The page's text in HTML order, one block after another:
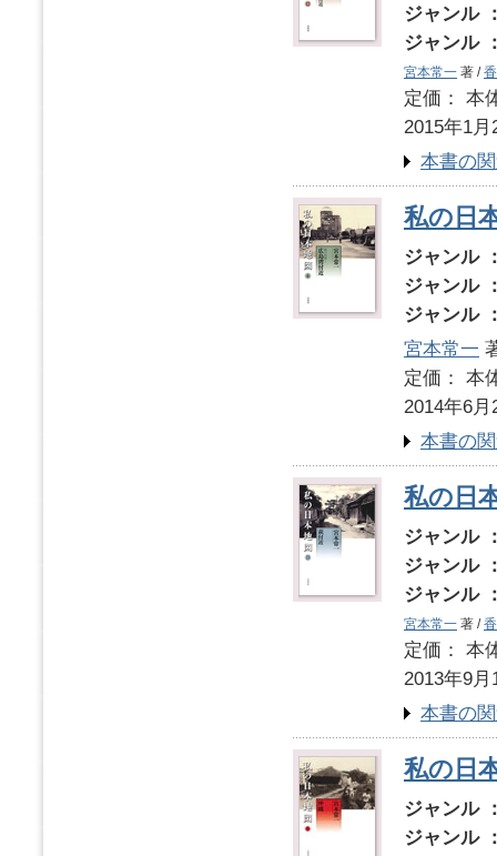
ジャンル
ジャンル
宮本常一 著 /
定価：
2015年1月
本書の
私の日
ジャンル
ジャンル
ジャンル
宮本常一
定価：
2014年6月
本書の
私の日
ジャンル
ジャンル
ジャンル
宮本常一 著 /
定価：
2013年9月
本書の
私の日
ジャンル
ジャンル